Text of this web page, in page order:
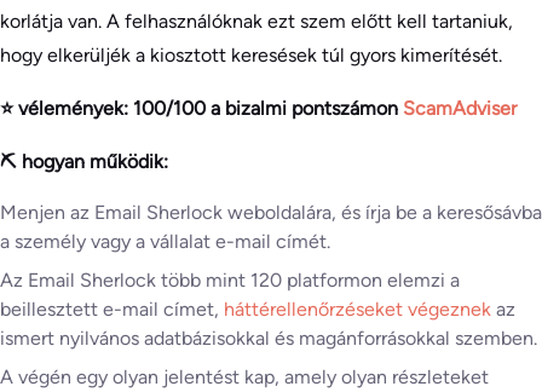
korlátja van. A felhasználóknak ezt szem előtt kell tartaniuk,
hogy elkerüljék a kiosztott keresések túl gyors kimerítését.
⭐ vélemények: 100/100 a bizalmi pontszámon ScamAdviser
⛏️ hogyan működik:
Menjen az Email Sherlock weboldalára, és írja be a keresősávba
a személy vagy a vállalat e-mail címét.
Az Email Sherlock több mint 120 platformon elemzi a
beillesztett e-mail címet, háttérellenőrzéseket végeznek az
ismert nyilvános adatbázisokkal és magánforrásokkal szemben.
A végén egy olyan jelentést kap, amely olyan részleteket